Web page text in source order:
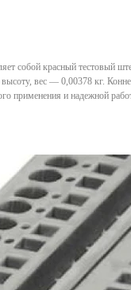
собой красный тестовый
вес — 0,00378 кг.
применения и надежной